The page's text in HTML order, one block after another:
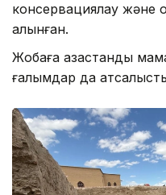
консервациялау және
алынған.
Жобаға қазақстандық
ғалымдар да